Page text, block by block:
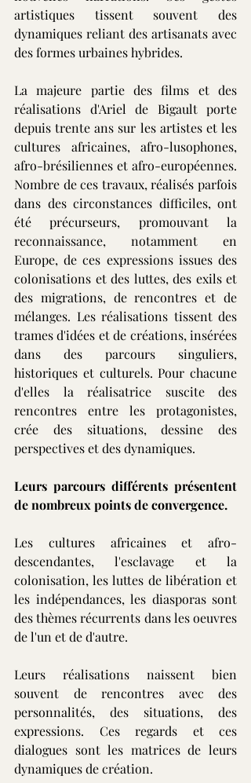
artistiques tissent souvent des
dynamiques reliant des artisanats avec
des formes urbaines hybrides.
La majeure partie des films et des
réalisations d'Ariel de Bigault porte
depuis trente ans sur les artistes et les
cultures africaines, afro-lusophones,
afro-brésiliennes et afro-européennes.
Nombre de ces travaux, réalisés parfois
dans des circonstances difficiles, ont
été précurseurs, promouvant la
reconnaissance, notamment en
Europe, de ces expressions issues des
colonisations et des luttes, des exils et
des migrations, de rencontres et de
mélanges. Les réalisations tissent des
trames d'idées et de créations, insérées
dans des parcours singuliers,
historiques et culturels. Pour chacune
d'elles la réalisatrice suscite des
rencontres entre les protagonistes,
crée des situations, dessine des
perspectives et des dynamiques.
Leurs parcours différents présentent
de nombreux points de convergence.
Les cultures africaines et afro-
descendantes, l'esclavage et la
colonisation, les luttes de libération et
les indépendances, les diasporas sont
des thèmes récurrents dans les oeuvres
de l'un et de d'autre.
Leurs réalisations naissent bien
souvent de rencontres avec des
personnalités, des situations, des
expressions. Ces regards et ces
dialogues sont les matrices de leurs
dynamiques de création.